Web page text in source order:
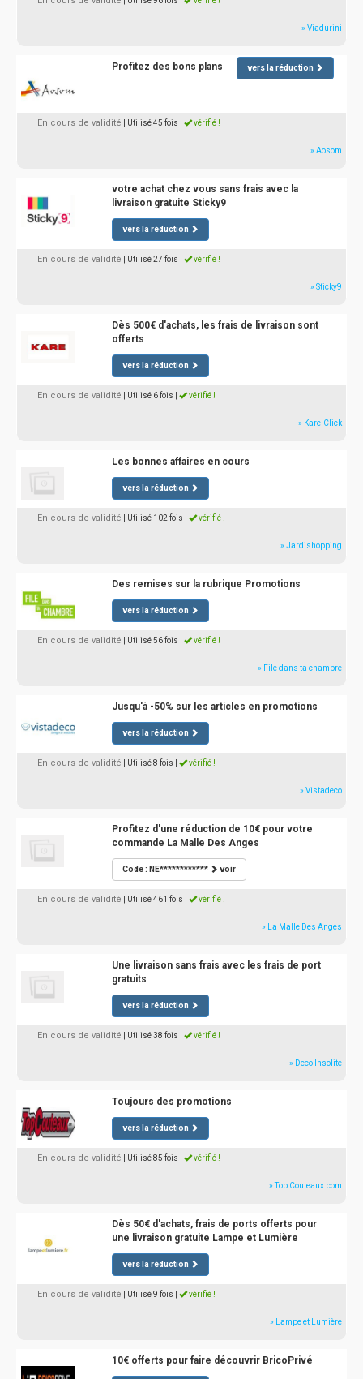
» Viadurini
Profitez des bons plans vers la réduction
En cours de validité | Utilisé 45 fois vérifié !
» Aosom
votre achat chez vous sans frais avec la
livraison gratuite Sticky9
vers la réduction
En cours de validité | Utilisé 27 fois vérifié !
» Sticky9
Dès 500€ d'achats, les frais de livraison sont
offerts
vers la réduction
En cours de validité | Utilisé 6 fois vérifié !
» Kare-Click
Les bonnes affaires en cours
vers la réduction
En cours de validité | Utilisé 102 fois vérifié !
» Jardishopping
Des remises sur la rubrique Promotions
vers la réduction
En cours de validité | Utilisé 56 fois vérifié !
» File dans ta chambre
Jusqu'à -50% sur les articles en promotions
vers la réduction
En cours de validité | Utilisé 8 fois vérifié !
» Vistadeco
Profitez d'une réduction de 10€ pour votre
commande La Malle Des Anges
Code : NE************ voir
En cours de validité | Utilisé 461 fois vérifié !
» La Malle Des Anges
Une livraison sans frais avec les frais de port
gratuits
vers la réduction
En cours de validité | Utilisé 38 fois vérifié !
» Deco Insolite
Toujours des promotions
vers la réduction
En cours de validité | Utilisé 85 fois vérifié !
» Top Couteaux.com
Dès 50€ d'achats, frais de ports offerts pour
une livraison gratuite Lampe et Lumière
vers la réduction
En cours de validité | Utilisé 9 fois vérifié !
» Lampe et Lumière
10€ offerts pour faire découvrir BricoPrivé